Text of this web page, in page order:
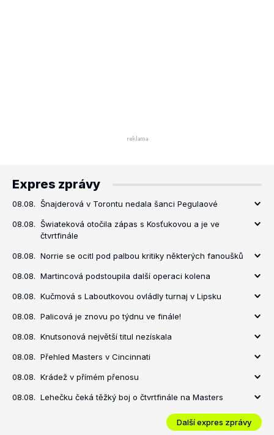
Expres zprávy
08.08. Šnajderová v Torontu nedala šanci Pegulaové
08.08. Šwiateková otočila zápas s Kosťukovou a je ve
čtvrtfinále
08.08. Norrie se ocitl pod palbou kritiky některých fanoušků
08.08. Martincová podstoupila další operaci kolena
08.08. Kučmová s Laboutkovou ovládly turnaj v Lipsku
08.08. Palicová je znovu po týdnu ve finále!
08.08. Knutsonová největší titul nezískala
08.08. Přehled Masters v Cincinnati
08.08. Krádež v přímém přenosu
08.08. Lehečku čeká těžký boj o čtvrtfinále na Masters
Další expres zprávy